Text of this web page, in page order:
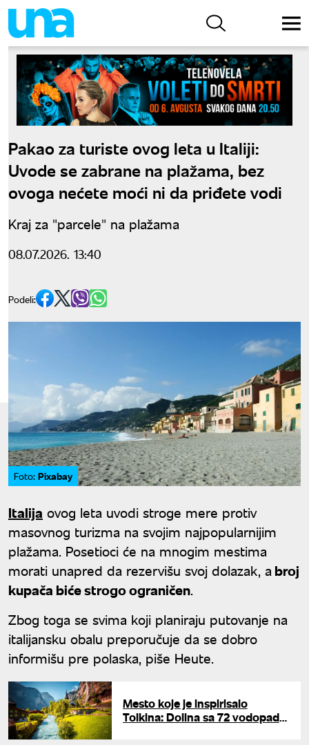
Pakao za turiste ovog leta u Italiji:
Uvode se zabrane na plažama, bez
ovoga nećete moći ni da priđete vodi
Kraj za "parcele" na plažama
08.07.2026. 13:40
Podeli:
Foto: Pixabay
Italija ovog leta uvodi stroge mere protiv
masovnog turizma na svojim najpopularnijim
plažama. Posetioci će na mnogim mestima
morati unapred da rezervišu svoj dolazak, a broj
kupača biće strogo ograničen.
Zbog toga se svima koji planiraju putovanje na
italijansku obalu preporučuje da se dobro
informišu pre polaska, piše Heute.
Mesto koje je inspirisalo
Tolkina: Dolina sa 72 vodopada